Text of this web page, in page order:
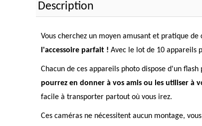
Description
Vous cherchez un moyen amusant et pratique
l'accessoire parfait ! Avec le lot de 10 appareils
Chacun de ces appareils photo dispose d'un
pourrez en donner à vos amis ou les utiliser à
facile à transporter partout où vous irez.
Ces caméras ne nécessitent aucun montage,